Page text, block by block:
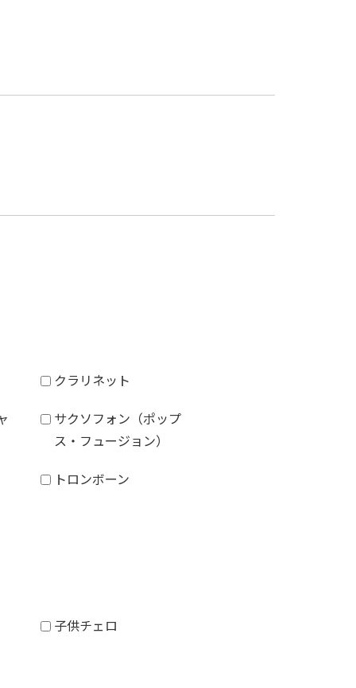
クラリネット
サクソフォン（ポップ
ス・フュージョン）
トロンボーン
子供チェロ